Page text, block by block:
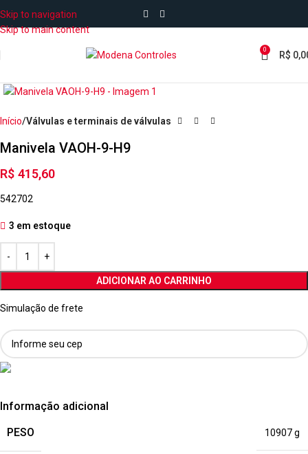
Skip to navigation
Skip to main content
0 R$
Início Válvulas e terminais de válvulas
Manivela VAOH-9-H9
R$ 415,60
542702
3 em estoque
ADICIONAR AO CARRINHO
Simulação de frete
Informação adicional
PESO
10907 g